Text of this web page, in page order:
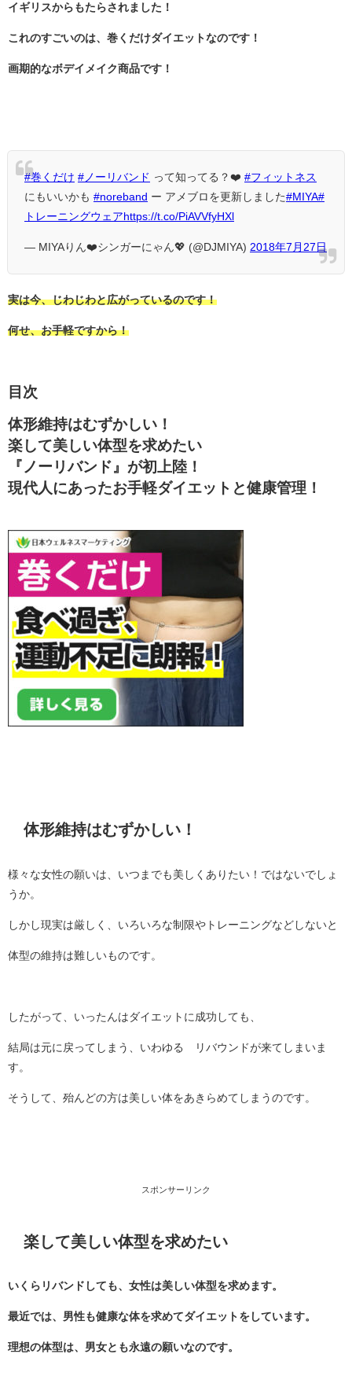
イギリスからもたらされました！
これのすごいのは、巻くだけダイエットなのです！
画期的なボデイメイク商品です！
#巻くだけ #ノーリバンド って知ってる？❤️ #フィットネス
にもいいかも #noreband ー アメブロを更新しました#MIYA#
トレーニングウェア https://t.co/PiAVVfyHXl
— MIYAりん❤️シンガーにゃん💖 (@DJMIYA) 2018年7月27日
実は今、じわじわと広がっているのです！
何せ、お手軽ですから！
目次
体形維持はむずかしい！
楽して美しい体型を求めたい
『ノーリバンド』が初上陸！
現代人にあったお手軽ダイエットと健康管理！
体形維持はむずかしい！
様々な女性の願いは、いつまでも美しくありたい！ではないでしょ
うか。
しかし現実は厳しく、いろいろな制限やトレーニングなどしないと
体型の維持は難しいものです。
したがって、いったんはダイエットに成功しても、
結局は元に戻ってしまう、いわゆる リバウンドが来てしまいま
す。
そうして、殆んどの方は美しい体をあきらめてしまうのです。
スポンサーリンク
楽して美しい体型を求めたい
いくらリバンドしても、女性は美しい体型を求めます。
最近では、男性も健康な体を求めてダイエットをしています。
理想の体型は、男女とも永遠の願いなのです。